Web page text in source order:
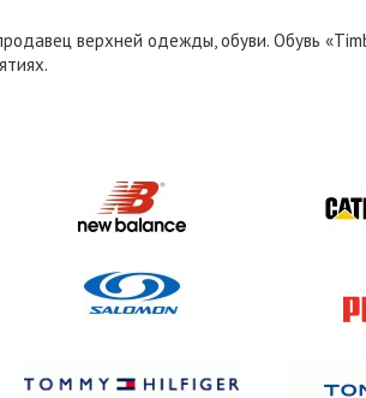
верхней одежды, обуви. Обувь